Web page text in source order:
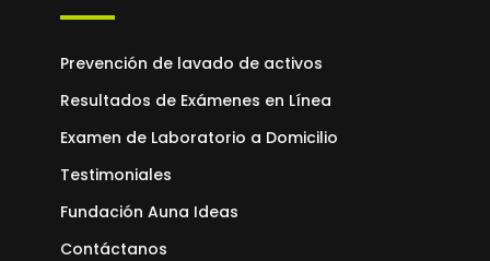
Prevención de lavado de activos
Resultados de Exámenes en Línea
Examen de Laboratorio a Domicilio
Testimoniales
Fundación Auna Ideas
Contáctanos